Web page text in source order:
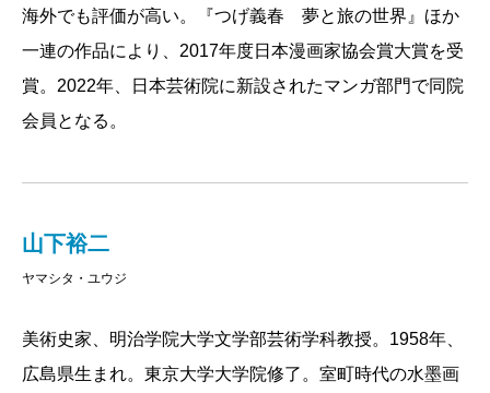
海外でも評価が高い。『つげ義春 夢と旅の世界』ほか
一連の作品により、2017年度日本漫画家協会賞大賞を受
賞。2022年、日本芸術院に新設されたマンガ部門で同院
会員となる。
山下裕二
ヤマシタ・ユウジ
美術史家、明治学院大学文学部芸術学科教授。1958年、
広島県生まれ。東京大学大学院修了。室町時代の水墨画